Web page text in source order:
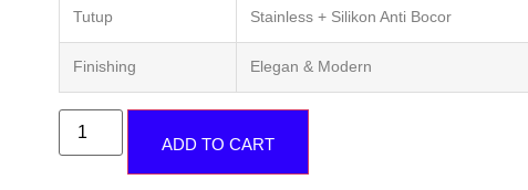
Tutup Stainless + Silikon Anti Bocor
Finishing Elegan & Modern
ADD TO CART